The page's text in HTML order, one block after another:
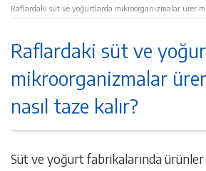
Raflardaki süt ve yoğurtlarda mikroorganizmalar ürer
Raflardaki süt ve
mikroorganizmalar
nasıl taze kalır?
Süt ve yoğurt fabrikalarında